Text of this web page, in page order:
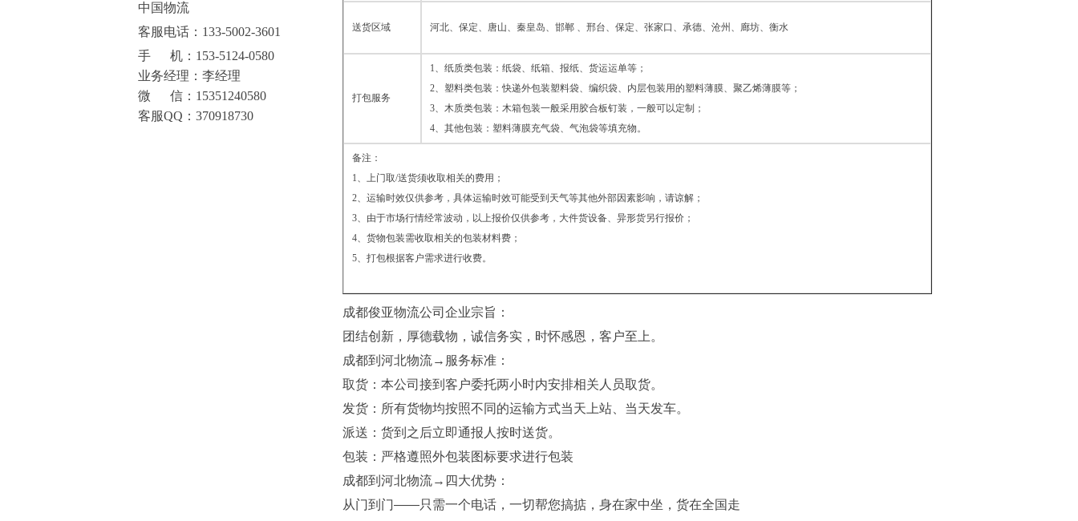
中国物流
客服电话：133-5002-3601
手 机：153-5124-0580
业务经理：李经理
微 信：15351240580
客服QQ：370918730
送货区域 河北、保定、唐山、秦皇岛、邯郸 、邢台、保定、张家口、承德、沧州、廊坊、衡水
打包服务
1、纸质类包装：纸袋、纸箱、报纸、货运运单等；
2、塑料类包装：快递外包装塑料袋、编织袋、内层包装用的塑料薄膜、聚乙烯薄膜等；
3、木质类包装：木箱包装一般采用胶合板钉装，一般可以定制；
4、其他包装：塑料薄膜充气袋、气泡袋等填充物。
备注：
1、上门取/送货须收取相关的费用；
2、运输时效仅供参考，具体运输时效可能受到天气等其他外部因素影响，请谅解；
3、由于市场行情经常波动，以上报价仅供参考，大件货设备、异形货另行报价；
4、货物包装需收取相关的包装材料费；
5、打包根据客户需求进行收费。
成都俊亚物流公司企业宗旨：
团结创新，厚德载物，诚信务实，时怀感恩，客户至上。
成都到河北物流→服务标准：
取货：本公司接到客户委托两小时内安排相关人员取货。
发货：所有货物均按照不同的运输方式当天上站、当天发车。
派送：货到之后立即通报人按时送货。
包装：严格遵照外包装图标要求进行包装
成都到河北物流→四大优势：
从门到门——只需一个电话，一切帮您搞掂，身在家中坐，货在全国走